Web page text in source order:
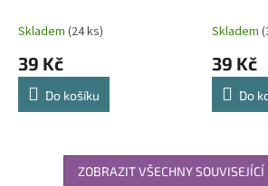
Skladem (24 ks)
39 Kč
Do košíku
Skladem
39 Kč
Do
ZOBRAZIT VŠECHNY SOUVISEJÍCÍ